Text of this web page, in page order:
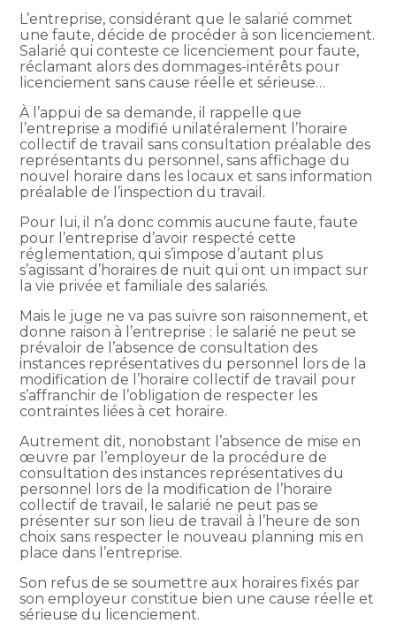
L’entreprise, considérant que le salarié commet
une faute, décide de procéder à son licenciement.
Salarié qui conteste ce licenciement pour faute,
réclamant alors des dommages-intérêts pour
licenciement sans cause réelle et sérieuse…
À l’appui de sa demande, il rappelle que
l’entreprise a modifié unilatéralement l’horaire
collectif de travail sans consultation préalable des
représentants du personnel, sans affichage du
nouvel horaire dans les locaux et sans information
préalable de l’inspection du travail.
Pour lui, il n’a donc commis aucune faute, faute
pour l’entreprise d’avoir respecté cette
réglementation, qui s’impose d’autant plus
s’agissant d’horaires de nuit qui ont un impact sur
la vie privée et familiale des salariés.
Mais le juge ne va pas suivre son raisonnement, et
donne raison à l’entreprise : le salarié ne peut se
prévaloir de l’absence de consultation des
instances représentatives du personnel lors de la
modification de l’horaire collectif de travail pour
s’affranchir de l’obligation de respecter les
contraintes liées à cet horaire.
Autrement dit, nonobstant l’absence de mise en
œuvre par l’employeur de la procédure de
consultation des instances représentatives du
personnel lors de la modification de l’horaire
collectif de travail, le salarié ne peut pas se
présenter sur son lieu de travail à l’heure de son
choix sans respecter le nouveau planning mis en
place dans l’entreprise.
Son refus de se soumettre aux horaires fixés par
son employeur constitue bien une cause réelle et
sérieuse du licenciement.